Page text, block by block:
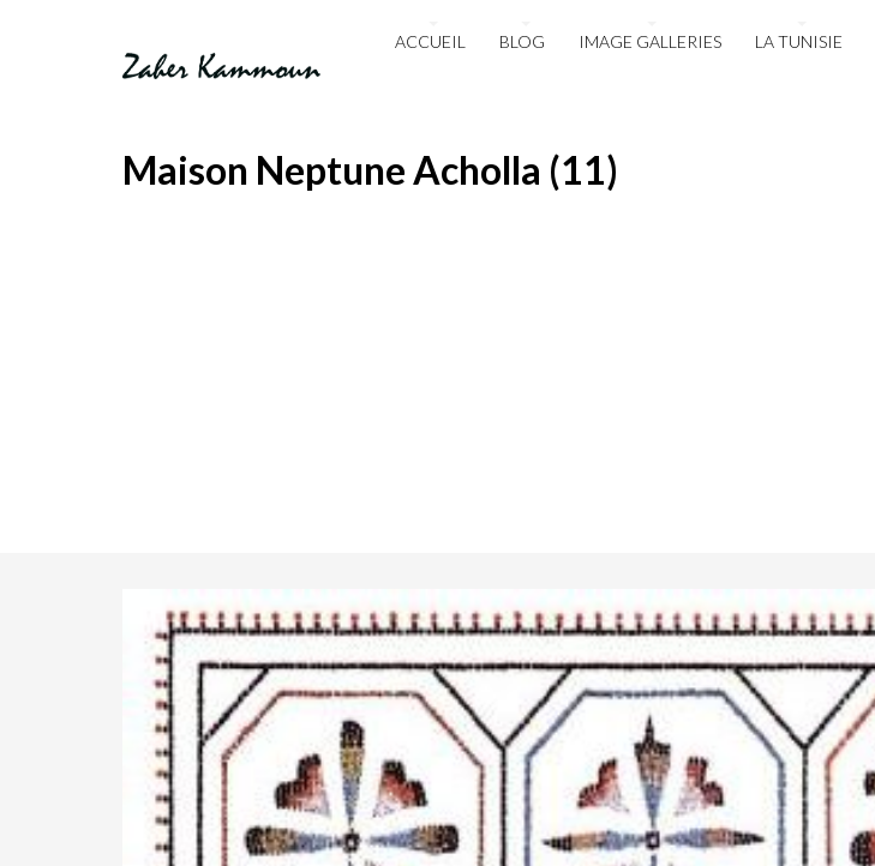
ACCUEIL BLOG IMAGE GALLERIES LA TUNISIE
Maison Neptune Acholla (11)